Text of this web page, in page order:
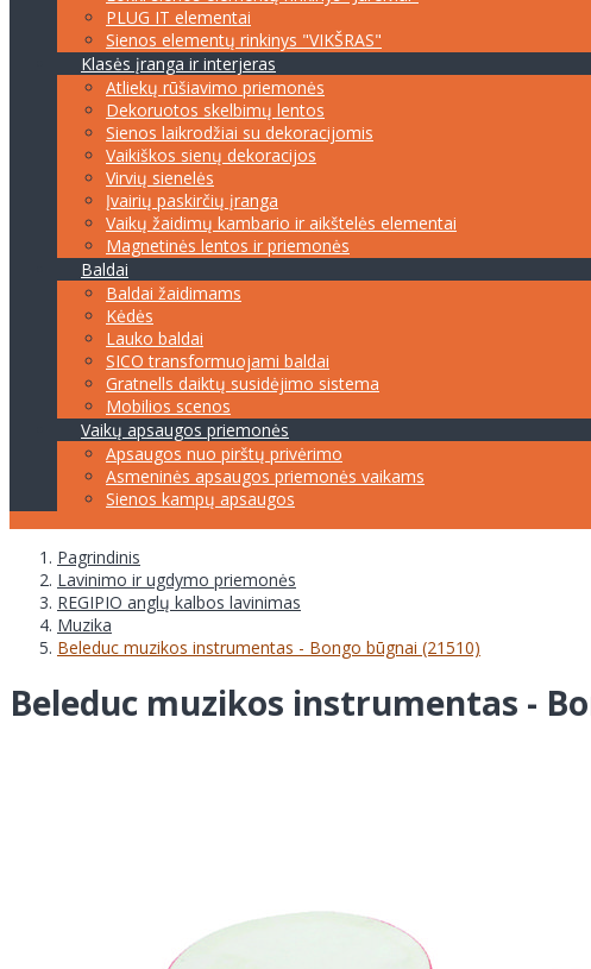
PLUG IT elementai
Sienos elementų rinkinys "VIKŠRAS"
Klasės įranga ir interjeras
Atliekų rūšiavimo priemonės
Dekoruotos skelbimų lentos
Sienos laikrodžiai su dekoracijomis
Vaikiškos sienų dekoracijos
Virvių sienelės
Įvairių paskirčių įranga
Vaikų žaidimų kambario ir aikštelės elementai
Magnetinės lentos ir priemonės
Baldai
Baldai žaidimams
Kėdės
Lauko baldai
SICO transformuojami baldai
Gratnells daiktų susidėjimo sistema
Mobilios scenos
Vaikų apsaugos priemonės
Apsaugos nuo pirštų privėrimo
Asmeninės apsaugos priemonės vaikams
Sienos kampų apsaugos
Pagrindinis
Lavinimo ir ugdymo priemonės
REGIPIO anglų kalbos lavinimas
Muzika
Beleduc muzikos instrumentas - Bongo būgnai (21510)
Beleduc muzikos instrumentas -